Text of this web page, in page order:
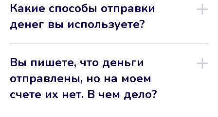
Какие способы отправки
денег вы используете?
Вы пишете, что деньги
отправлены, но на моем
счете их нет. В чем дело?